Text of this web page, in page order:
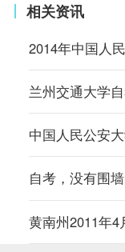
相关资讯
2014年中国人
兰州交通大学
中国人民公安
自考，没有围
黄南州2011年